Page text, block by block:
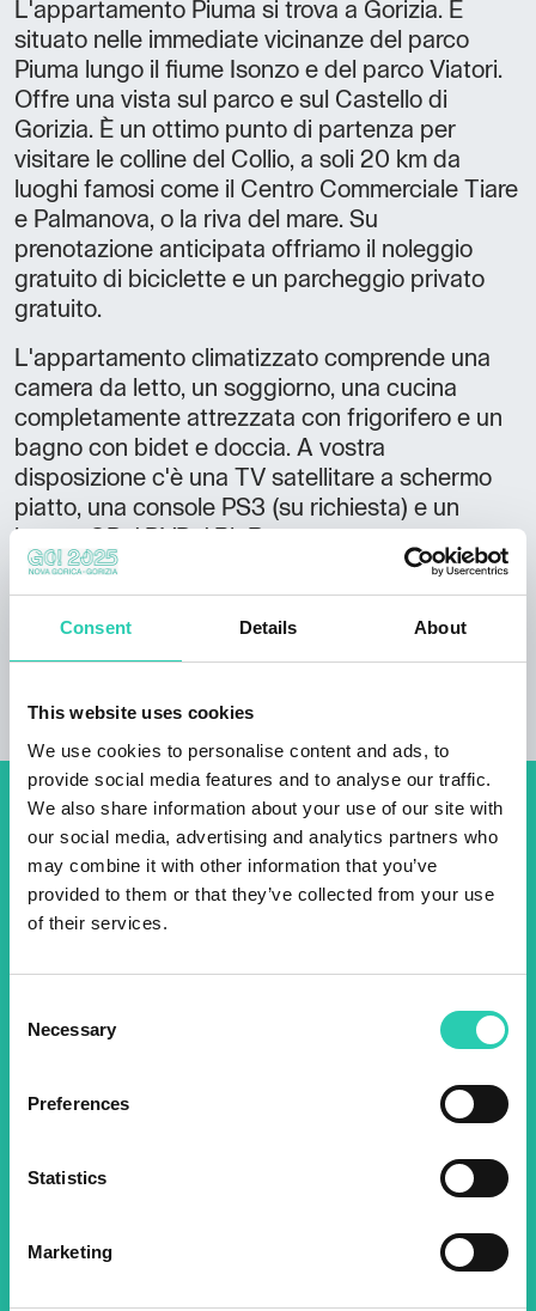
Consent Details About
This website uses cookies
We use cookies to personalise content and ads, to
provide social media features and to analyse our traffic.
We also share information about your use of our site with
our social media, advertising and analytics partners who
may combine it with other information that you’ve
provided to them or that they’ve collected from your use
of their services.
Selection
Necessary
Preferences
Statistics
Marketing
L'appartamento Piuma si trova a Gorizia. È
situato nelle immediate vicinanze del parco
Piuma lungo il fiume Isonzo e del parco Viatori.
Offre una vista sul parco e sul Castello di
Gorizia. È un ottimo punto di partenza per
visitare le colline del Collio, a soli 20 km da
luoghi famosi come il Centro Commerciale Tiare
e Palmanova, o la riva del mare. Su
prenotazione anticipata offriamo il noleggio
gratuito di biciclette e un parcheggio privato
gratuito.
L'appartamento climatizzato comprende una
camera da letto, un soggiorno, una cucina
completamente attrezzata con frigorifero e un
bagno con bidet e doccia. A vostra
disposizione c'è una TV satellitare a schermo
piatto, una console PS3 (su richiesta) e un
lettore CD / DVD / BluRay.
dista 26 km.
CIN: IT031007C257XJU4HA
Don't miss out our upcoming
events! Sign up for the GO!
2025 newsletter to find out
Name *